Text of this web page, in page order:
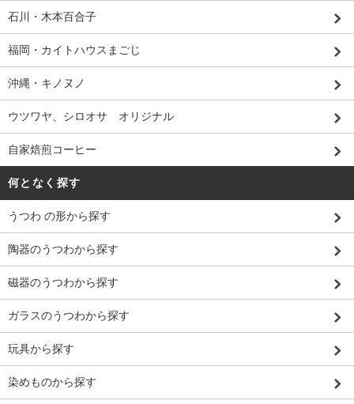
石川・木本百合子
福岡・カイトハウスまごじ
沖縄・キノヌノ
ウツワヤ、シロオサ オリジナル
自家焙煎コーヒー
何となく探す
うつわ の形から探す
陶器のうつわから探す
磁器のうつわから探す
ガラスのうつわから探す
玩具から探す
染めものから探す